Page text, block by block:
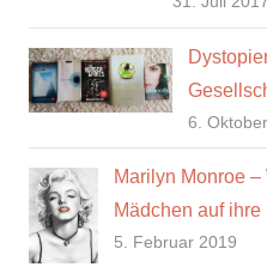
6.
Marilyn Monroe
Mädchen auf
5. Februar 2019